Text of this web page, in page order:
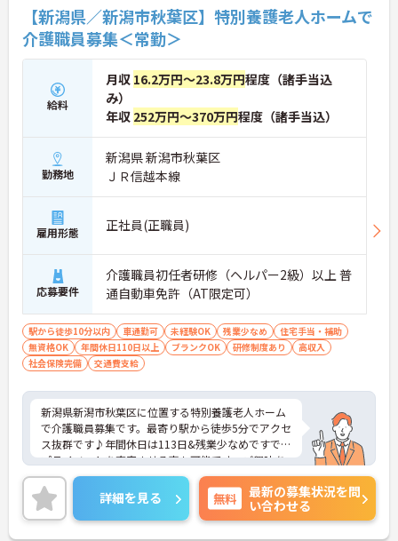
【新潟県／新潟市秋葉区】特別養護老人ホームで
介護職員募集＜常勤＞
給料
月収 16.2万円～23.8万円程度（諸手当込
み）
年収 252万円～370万円程度（諸手当込）
勤務地
新潟県 新潟市秋葉区
ＪＲ信越本線
雇用形態 正社員(正職員)
応募要件
介護職員初任者研修（ヘルパー2級）以上 普
通自動車免許（AT限定可）
駅から徒歩10分以内 車通勤可 未経験OK 残業少なめ
住宅手当・補助
無資格OK
年間休日110日以上 ブランクOK 研修制度あり
高収入
社会保険完備
交通費支給
新潟県新潟市秋葉区に位置する特別養護老人ホーム
で介護職員募集です。最寄り駅から徒歩5分でアクセ
ス抜群です♪年間休日は113日&残業少なめですでの
プライベートを充実させる事も可能です。ご興味あ
る方には面接対策ポイントなど、さらに詳しい詳細
をお話いたしますのでお気軽にご相談ください。
詳細を見る 無料
最新の募集状況を問
い合わせる